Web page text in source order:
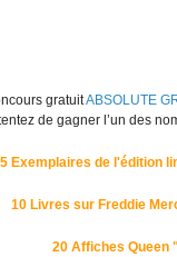
gratuitABSOLUTE
de gagner l’un des
5 Exemplaires de l'édition
10 Livres sur Freddie
20 Affiches Queen "